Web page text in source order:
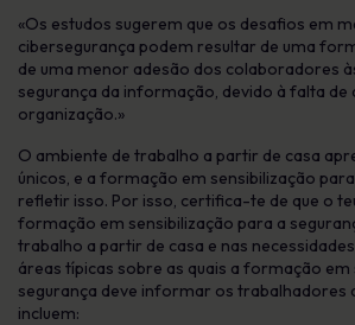
«Os estudos sugerem que os desafios em
cibersegurança podem resultar de uma
de uma menor adesão dos colaboradores
segurança da informação, devido à falta
organização.»
O ambiente de trabalho a partir de casa
únicos, e a formação em sensibilização
refletir isso. Por isso, certifica-te de que o
formação em sensibilização para a
trabalho a partir de casa e nas
áreas típicas sobre as quais a formação em
segurança deve informar os trabalhadores
incluem: